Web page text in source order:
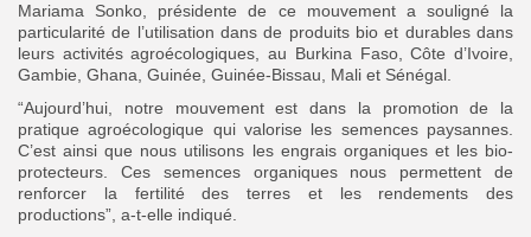
Mariama Sonko, présidente de ce mouvement a souligné la
particularité de l’utilisation dans de produits bio et durables dans
leurs activités agroécologiques, au Burkina Faso, Côte d’Ivoire,
Gambie, Ghana, Guinée, Guinée-Bissau, Mali et Sénégal.
“Aujourd’hui, notre mouvement est dans la promotion de la
pratique agroécologique qui valorise les semences paysannes.
C’est ainsi que nous utilisons les engrais organiques et les bio-
protecteurs. Ces semences organiques nous permettent de
renforcer la fertilité des terres et les rendements des
productions”, a-t-elle indiqué.